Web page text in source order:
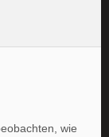
wie